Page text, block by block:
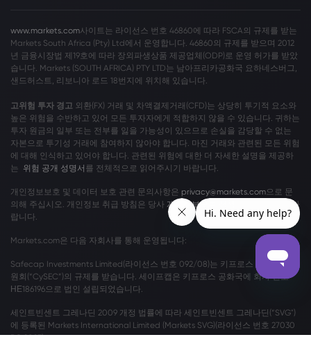
www.markets.com사이트는 라이선스 번호 46860에 따라 FSCA의 규제를 받는
Markets South Africa (Pty) Ltd에서 운영합니다. 46860의 규제를 받으며 2012
년 금융시장법 제19호에 따라 장외파생상품 제공업체(ODP)로 운영 허가를 받았
습니다. Markets (SOUTH AFRICA) PTY LTD는 남아프리카공화국 요하네스버그,
샌드허스트, 리보니아 로드 18번지에 위치해 있습니다.
고위험 투자 경고 외환(FX) 거래 및 차액결제거래(CFD)는 상당히 투기적 요소와
높은 위험을 수반하고 있어 모든 투자자에게 적합하지 않을 수 있습니다. 귀하는
투자 원금의 일부 또는 전부를 잃을 가능성이 있으므로 손실을 감당할 수 없는
자본으로 투기성 거래에 참여하지 않아야 합니다. 마진 거래와 관련된 모든 위험
에 대해 인식하고 있어야 합니다. 관련된 위험에 대한 더 자세한 설명을 제공하
는 위험 공개 성명서 를 전체적으로 읽어주시기 바랍니다.
개인정보보호 및 데이터 보호 관련 문의사항은 privacy@markets.com으로 문
의해 주십시오. 개인정보 취급 방침은 당사 개인정보보호 정책
을 읽어보시기 바
랍니다.
Markets.com은 다음 자회사를 통해 운영됩니다:
Safecap Investments Limited(라이선스 번호 092/08)는 키프로스 증권 거래위
원회(“CySEC”)의 규제를 받습니다. 세이프캡은 키프로스 공화국에 회사 번호
ΗΕ186196으로 법인 설립되었습니다.
세인트빈센트 그레나딘 2009 개정 법률에 따라 세인트빈센트 그레나딘(“SVG")
에 등록된 Markets International Limited (Markets SVG)(라이선스 번호 27030
BC 2023)